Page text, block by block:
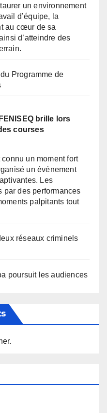
un environnement
d’équipe, la
au cœur de sa
d’atteindre des
Programme de
brille lors
courses
un moment fort
un événement
Les
par des performances
palpitants tout
réseaux criminels
poursuit les audiences